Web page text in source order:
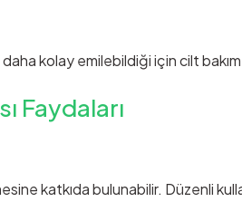
kolay emilebildiği için cilt
Faydaları
katkıda bulunabilir. Düzenli